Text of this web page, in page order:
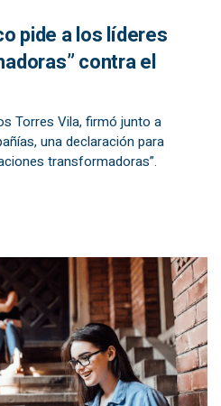
pide a los líderes
contra el
Torres Vila, firmó junto a
una declaración para
transformadoras”.